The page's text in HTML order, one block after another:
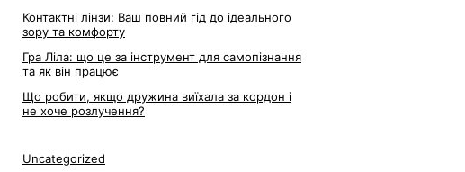
Контактні лінзи: Ваш повний гід до ідеального
зору та комфорту
Гра Ліла: що це за інструмент для самопізнання
та як він працює
Що робити, якщо дружина виїхала за кордон і
не хоче розлучення?
Uncategorized